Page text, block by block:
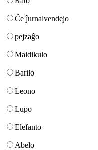
Ĉe ĵurnalvendejo
pejzaĝo
Maldikulo
Barilo
Leono
Lupo
Elefanto
Abelo